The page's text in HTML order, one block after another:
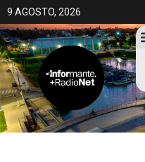
9 AGOSTO, 2026